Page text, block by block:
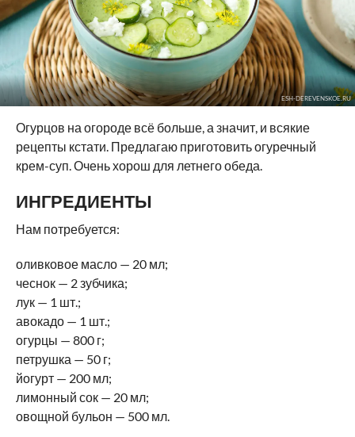
ESH-DEREVENSKOE.RU
Огурцов на огороде всё больше, а значит, и всякие
рецепты кстати. Предлагаю приготовить огуречный
крем-суп. Очень хорош для летнего обеда.
ИНГРЕДИЕНТЫ
Нам потребуется:
оливковое масло — 20 мл;
чеснок — 2 зубчика;
лук — 1 шт.;
авокадо — 1 шт.;
огурцы — 800 г;
петрушка — 50 г;
йогурт — 200 мл;
лимонный сок — 20 мл;
овощной бульон — 500 мл.